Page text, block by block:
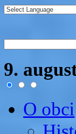
9.
O obci